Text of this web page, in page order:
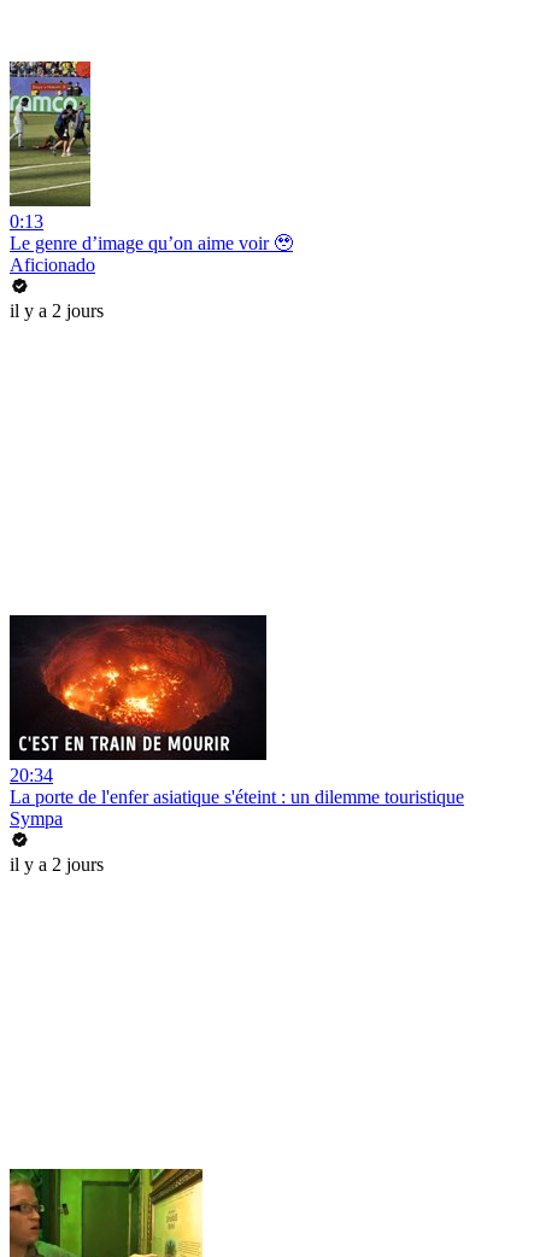
0:13
Le genre d’image qu’on aime voir 🥹
Aficionado
il y a 2 jours
20:34
La porte de l'enfer asiatique s'éteint : un dilemme touristique
Sympa
il y a 2 jours